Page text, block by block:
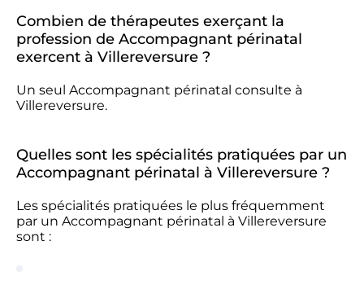
Combien de thérapeutes exerçant la
profession de Accompagnant périnatal
exercent à Villereversure ?
Un seul Accompagnant périnatal consulte à
Villereversure.
Quelles sont les spécialités pratiquées par un
Accompagnant périnatal à Villereversure ?
Les spécialités pratiquées le plus fréquemment
par un Accompagnant périnatal à Villereversure
sont :